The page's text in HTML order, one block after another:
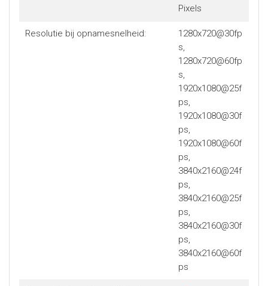
Pixels
Resolutie bij opnamesnelheid:
1280x720@30fp
s,
1280x720@60fp
s,
1920x1080@25f
ps,
1920x1080@30f
ps,
1920x1080@60f
ps,
3840x2160@24f
ps,
3840x2160@25f
ps,
3840x2160@30f
ps,
3840x2160@60f
ps